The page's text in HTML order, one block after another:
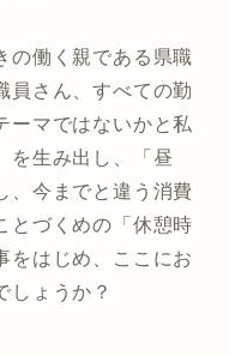
の働く親である県職
員さん、すべての勤
ーマではないかと私
を生み出し、「昼
、今までと違う消費
とづくめの「休憩時
をはじめ、ここにお
しょうか？